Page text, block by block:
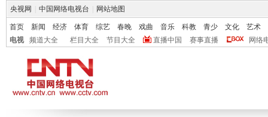
央视网 中国网络电视台 网站地图
首页 新闻 经济 体育 综艺 春晚 戏曲 音乐 科教 青少 文化
艺术
电视
频道大全 栏目大全 节目大全 直播中国 赛事直播 网络